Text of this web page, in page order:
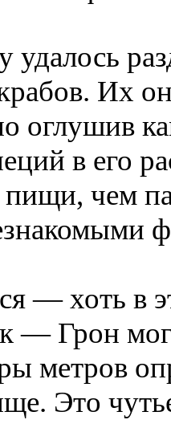
удалось
Их
оглушив
в его
пищи, чем
— хоть в
— Грон
метров
Это